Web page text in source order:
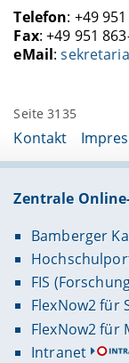
Telefon: +49
Fax: +49 951
eMail:
Seite 3135
Kontakt
Zentrale
Bamberger
FIS
FlexNow2 für
FlexNow2 für
Intranet